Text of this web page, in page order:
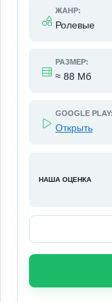
ЖАНР:
Ролевые
РАЗМЕР:
≈ 88 Мб
GOOGLE PLAY:
Открыть
НАША ОЦЕНКА